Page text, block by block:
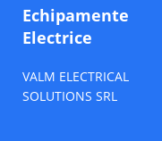
Echipamente
Electrice
VALM ELECTRICAL
SOLUTIONS SRL